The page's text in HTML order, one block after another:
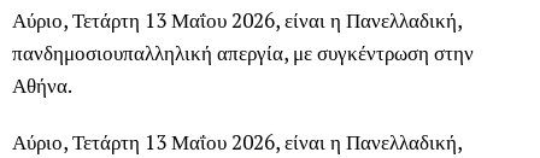
Αύριο, Τετάρτη 13 Μαΐου 2026, είναι η Πανελλαδική,
πανδημοσιουπαλληλική απεργία, με συγκέντρωση στην
Αθήνα.
Αύριο, Τετάρτη 13 Μαΐου 2026, είναι η Πανελλαδική,